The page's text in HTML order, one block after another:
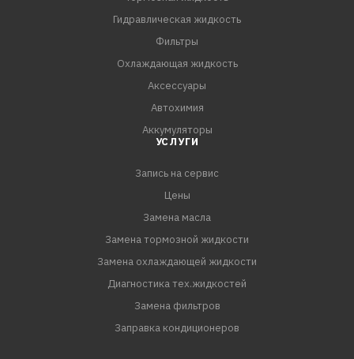
3. Для удобства применения используйте
прилагающуюся удлинительную трубочку.
Гидравлическая жидкость
Фильтры
Охлаждающая жидкость
Аксессуары
Автохимия
Аккумуляторы
УСЛУГИ
Запись на сервис
Цены
Замена масла
Замена тормозной жидкости
Замена охлаждающей жидкости
Диагностика тех.жидкостей
Замена фильтров
Заправка кондиционеров